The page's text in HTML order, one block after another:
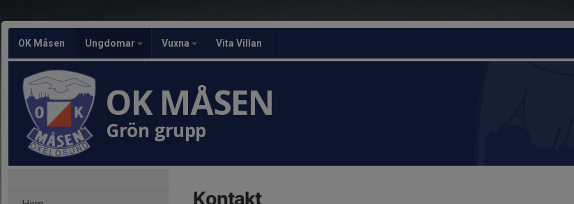
OK Måsen Ungdomar Vuxna Vita Villan
OK MÅSEN
Grön grupp
Kontakt